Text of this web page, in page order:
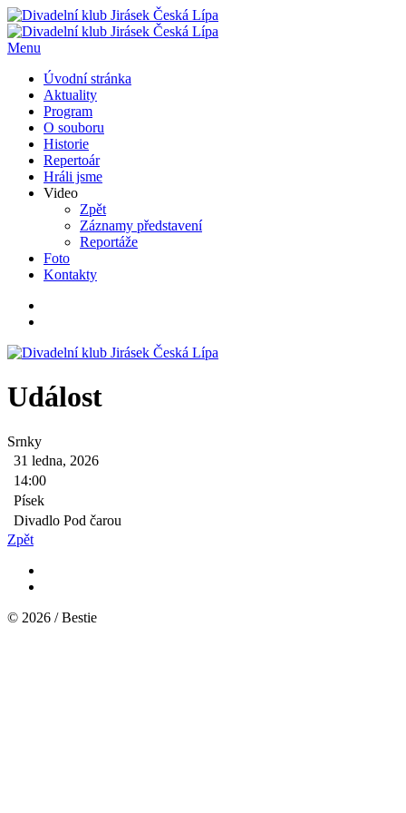
Menu
Úvodní stránka
Aktuality
Program
O souboru
Historie
Repertoár
Hráli jsme
Video
Zpět
Záznamy představení
Reportáže
Foto
Kontakty
Událost
Srnky
31 ledna, 2026
14:00
Písek
Divadlo Pod čarou
Zpět
© 2026 / Bestie